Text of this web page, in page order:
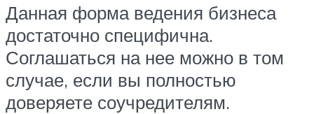
Данная форма ведения бизнеса
достаточно специфична.
Соглашаться на нее можно в том
случае, если вы полностью
доверяете соучредителям.